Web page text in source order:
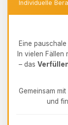
Individuelle
Eine
In vielen
– das
Gemeinsam mit
und